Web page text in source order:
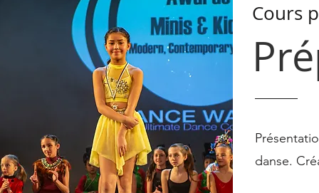
Cours
danse.